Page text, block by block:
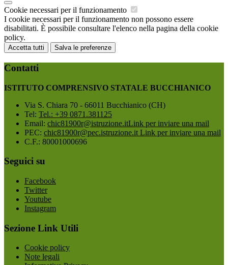
Cookie necessari per il funzionamento
I cookie necessari per il funzionamento non possono essere
disabilitati. È possibile consultare l'elenco nella pagina della cookie
policy.
Accetta tutti Salva le preferenze
Contatti
ISTITUTO COMPRENSIVO STATALE BUCCHIANICO
Via S. Chiara 70 - 66011 Bucchianico (CH)
Tel: Tel.: +39 0871.381125
Email: chic81900r@istruzione.itLink per inviare una mail
PEC: chic81900r@pec.istruzione.it Link per inviare una mail
C.F.: 80001000696
Seguici su
Facebook
Twitter
Youtube
Instagram
Sezione Link Utili
Cookie policy
Note legali